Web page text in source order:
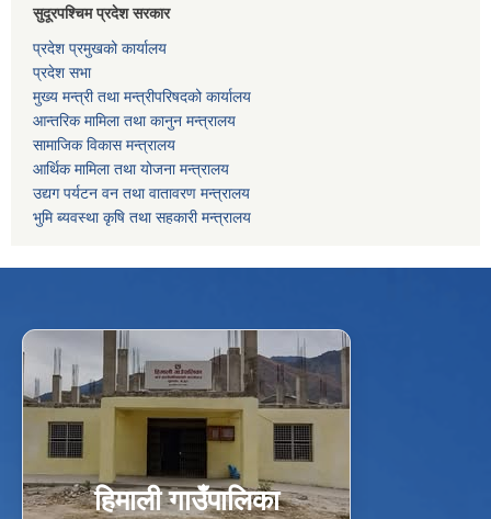
सुदूरपश्चिम प्रदेश सरकार
प्रदेश प्रमुखको कार्यालय
प्रदेश सभा
मुख्य मन्त्री तथा मन्त्रीपरिषदको कार्यालय
आन्तरिक मामिला तथा कानुन मन्त्रालय
सामाजिक विकास मन्त्रालय
आर्थिक मामिला तथा योजना मन्त्रालय
उद्यग पर्यटन वन तथा वातावरण मन्त्रालय
भुमि ब्यवस्था कृषि तथा सहकारी मन्त्रालय
f Facebook ⋯
हिमाली गाउँपालिका